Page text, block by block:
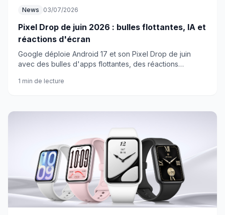
News 03/07/2026
Pixel Drop de juin 2026 : bulles flottantes, IA et
réactions d'écran
Google déploie Android 17 et son Pixel Drop de juin
avec des bulles d'apps flottantes, des réactions
change concrètement.
1 min de lecture